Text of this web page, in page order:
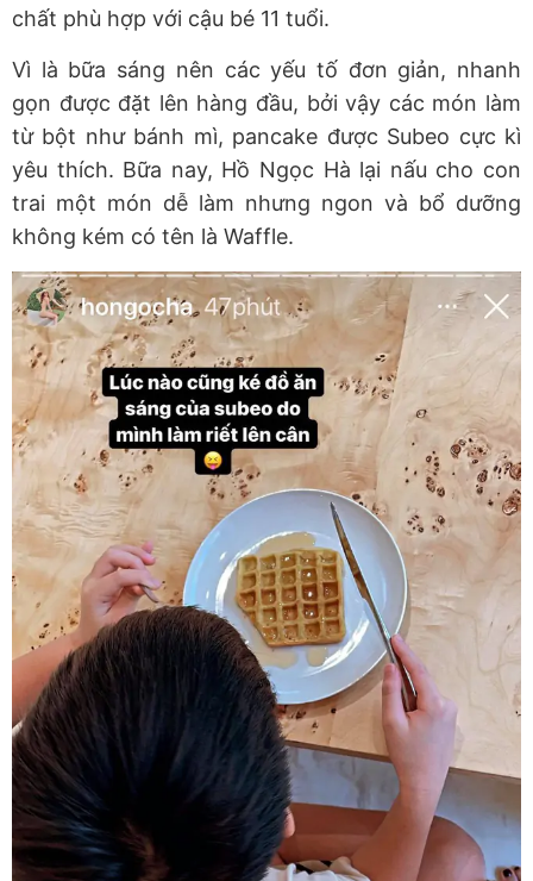
chất phù hợp với cậu bé 11 tuổi.
Vì là bữa sáng nên các yếu tố đơn giản, nhanh
gọn được đặt lên hàng đầu, bởi vậy các món làm
từ bột như bánh mì, pancake được Subeo cực kì
yêu thích. Bữa nay, Hồ Ngọc Hà lại nấu cho con
trai một món dễ làm nhưng ngon và bổ dưỡng
không kém có tên là Waffle.